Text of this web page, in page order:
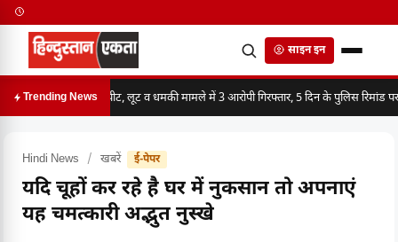
साइन इन
Trending Newsमारपीट, लूट व धमकी मामले में 3 आरोपी गिरफ्तार, 5 दिन के पुलिस रिमांड पर
Hindi News / खबरें ई-पेपर
यदि चूहों कर रहे है घर में नुकसान तो अपनाएं
यह चमत्कारी अद्भुत नुस्खे